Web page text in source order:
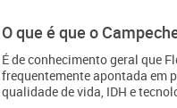
O que é que o
É de conhecimento geral que
frequentemente apontada em
qualidade de vida, IDH e